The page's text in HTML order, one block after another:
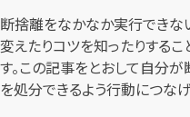
断捨離をなかなか実行できな
変えたりコツを知ったりする
す。この記事をとおして自分
を処分できるよう行動につな